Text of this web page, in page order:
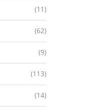
(11)
(62)
(9)
(113)
(14)